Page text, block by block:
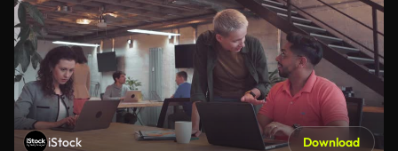
iStock Download